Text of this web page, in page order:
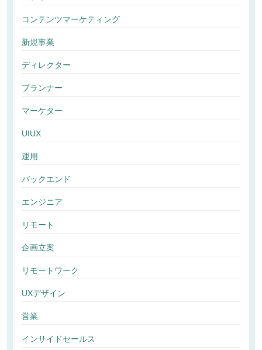
コンテンツマーケティング
新規事業
ディレクター
プランナー
マーケター
UIUX
運用
バックエンド
エンジニア
リモート
企画立案
リモートワーク
UXデザイン
営業
インサイドセールス